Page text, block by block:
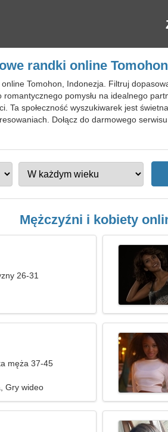
randki online
Tomohon, Indonezja. Filtruj
pomysłu na idealnego
Ta społeczność wyszukiwarek jest
Dołącz do darmowego
Mężczyźni i kobiety
26-31
męża 37-45
Gry wideo